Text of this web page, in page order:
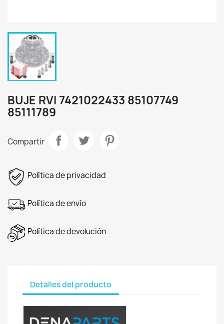
BUJE RVI 7421022433 85107749
85111789
Compartir
Política de privacidad
Política de envío
Política de devolución
Detalles del producto